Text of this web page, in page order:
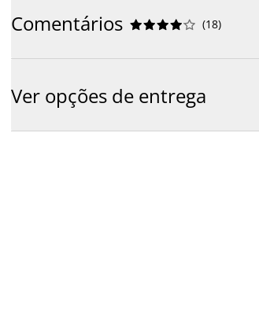
Comentários 




 (18)
Ver opções de entrega